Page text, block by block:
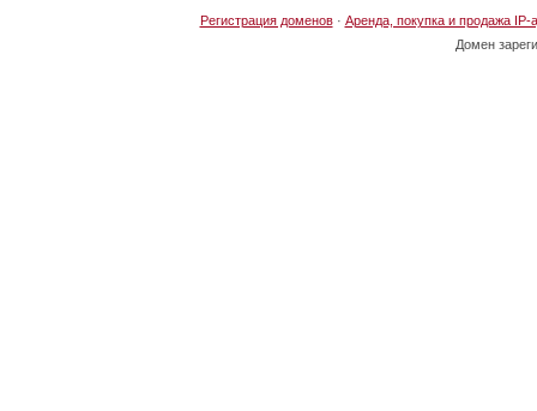
Регистрация доменов· Аренда, покупка и продажа IP-
Домен